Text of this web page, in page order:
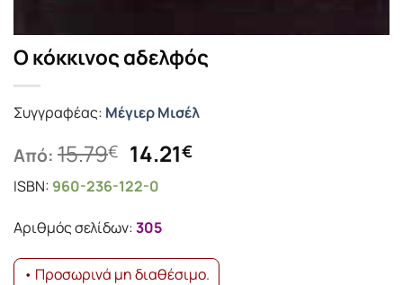
Ο κόκκινος αδελφός
Συγγραφέας: Μέγιερ Μισέλ
Από: 15.79€ Original
price
was:
15.79€.
14.21€Η
ISBN: 960-236-122-0
Αριθμός σελίδων:305
• Προσωρινά μη διαθέσιμο.